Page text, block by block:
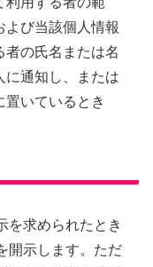
よび当該個人情報
者の氏名または名
に通知し、または
置いているとき
を求められたとき
開示します。ただ